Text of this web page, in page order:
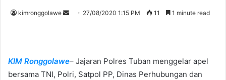
kimronggolawe
a
n
27/08/2020 1:15 PM 11 1 minute read
KIM Ronggolawe– Jajaran Polres Tuban menggelar apel
bersama TNI, Polri, Satpol PP, Dinas Perhubungan dan